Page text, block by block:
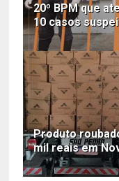
20º BPM que
10 casos
Produto
mil reais em